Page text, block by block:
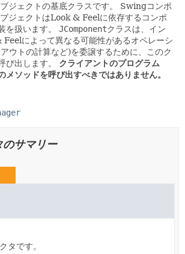
ジェクトの基底クラスです。
Swingコンポ
ジェクトはLook & Feelに依存するコンポ
を扱います。
JComponentクラスは、イン
によって異なる可能性があるオペレーシ
ウトの計算など)を委譲するために、このク
び出します。
クライアントのプログラム
メソッドを呼び出すべきではありません。
のサマリー
タです。